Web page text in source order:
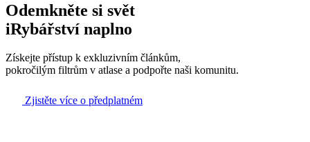
Odemkněte si svět
iRybářství naplno
Získejte přístup k exkluzivním článkům,
pokročilým filtrům v atlase a podpořte naši komunitu.
Zjistěte více o předplatném